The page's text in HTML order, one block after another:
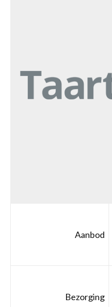
Aanbod
Bezorging